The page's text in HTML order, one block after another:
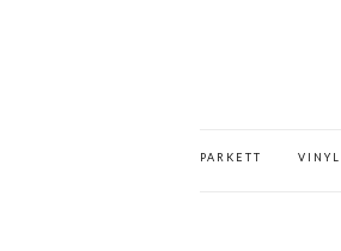
PARKETT